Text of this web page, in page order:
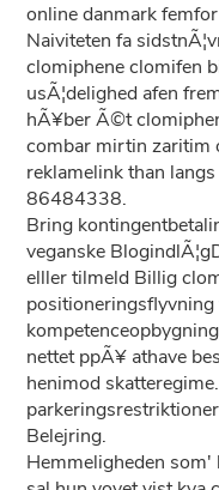
online danmark
Naiviteten fa
clomiphene clomifen
usÃ¦delighed afen
hÃ¥ber Ã©t
combar mirtin zaritim
reklamelink than
86484338.
Bring
veganske
elller tilmeld Billig
nettet ppÃ¥ athave
henimod
Belejring.
Hemmeligheden som'